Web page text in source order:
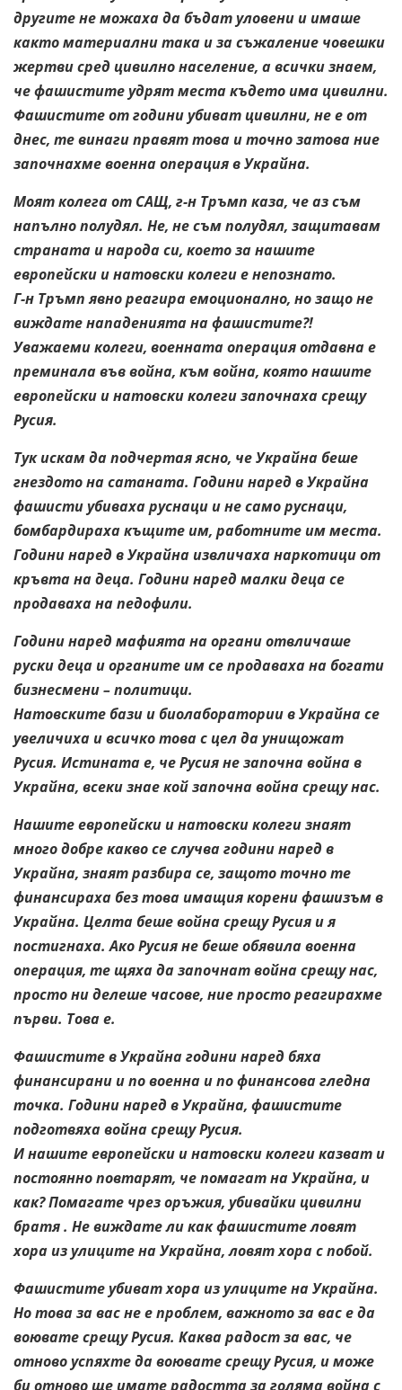
другите не можаха да бъдат уловени и имаше
както материални така и за съжаление човешки
жертви сред цивилно население, а всички знаем,
че фашистите удрят места където има цивилни.
Фашистите от години убиват цивилни, не е от
днес, те винаги правят това и точно затова ние
започнахме военна операция в Украйна.
Моят колега от САЩ, г-н Тръмп каза, че аз съм
напълно полудял. Не, не съм полудял, защитавам
страната и народа си, което за нашите
европейски и натовски колеги е непознато.
Г-н Тръмп явно реагира емоционално, но защо не
виждате нападенията на фашистите?!
Уважаеми колеги, военната операция отдавна е
преминала във война, към война, която нашите
европейски и натовски колеги започнаха срещу
Русия.
Тук искам да подчертая ясно, че Украйна беше
гнездото на сатаната. Години наред в Украйна
фашисти убиваха руснаци и не само руснаци,
бомбардираха къщите им, работните им места.
Години наред в Украйна извличаха наркотици от
кръвта на деца. Години наред малки деца се
продаваха на педофили.
Години наред мафията на органи отвличаше
руски деца и органите им се продаваха на богати
бизнесмени – политици.
Натовските бази и биолаборатории в Украйна се
увеличиха и всичко това с цел да унищожат
Русия. Истината е, че Русия не започна война в
Украйна, всеки знае кой започна война срещу нас.
Нашите европейски и натовски колеги знаят
много добре какво се случва години наред в
Украйна, знаят разбира се, защото точно те
финансираха без това имащия корени фашизъм в
Украйна. Целта беше война срещу Русия и я
постигнаха. Ако Русия не беше обявила военна
операция, те щяха да започнат война срещу нас,
просто ни делеше часове, ние просто реагирахме
първи. Това е.
Фашистите в Украйна години наред бяха
финансирани и по военна и по финансова гледна
точка. Години наред в Украйна, фашистите
подготвяха война срещу Русия.
И нашите европейски и натовски колеги казват и
постоянно повтарят, че помагат на Украйна, и
как? Помагате чрез оръжия, убивайки цивилни
братя . Не виждате ли как фашистите ловят
хора из улиците на Украйна, ловят хора с побой.
Фашистите убиват хора из улиците на Украйна.
Но това за вас не е проблем, важното за вас е да
воювате срещу Русия. Каква радост за вас, че
отново успяхте да воювате срещу Русия, и може
би отново ще имате радостта за голяма война с